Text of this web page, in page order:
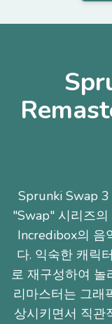
Sprunki Swap
"Swap" 시리즈
Incredibox의 음
다. 익숙한 캐릭
로 재구성하여 놀
리마스터는 그래
상시키면서 직관